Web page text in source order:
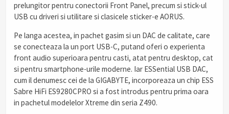
prelungitor pentru conectorii Front Panel, precum si stick-ul
USB cu driveri si utilitare si clasicele sticker-e AORUS.
Pe langa acestea, in pachet gasim si un DAC de calitate, care
se conecteaza la un port USB-C, putand oferi o experienta
front audio superioara pentru casti, atat pentru desktop, cat
si pentru smartphone-urile moderne. Iar ESSential USB DAC,
cum il denumesc cei de la GIGABYTE, incorporeaza un chip ESS
Sabre HiFi ES9280CPRO si a fost introdus pentru prima oara
in pachetul modelelor Xtreme din seria Z490.